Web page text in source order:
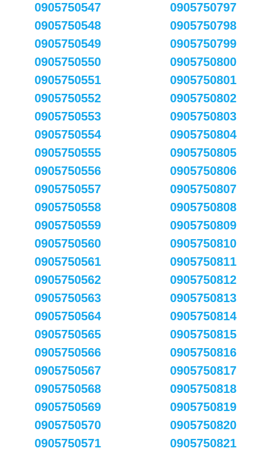
0905750547
0905750548
0905750549
0905750550
0905750551
0905750552
0905750553
0905750554
0905750555
0905750556
0905750557
0905750558
0905750559
0905750560
0905750561
0905750562
0905750563
0905750564
0905750565
0905750566
0905750567
0905750568
0905750569
0905750570
0905750571
0905750797
0905750798
0905750799
0905750800
0905750801
0905750802
0905750803
0905750804
0905750805
0905750806
0905750807
0905750808
0905750809
0905750810
0905750811
0905750812
0905750813
0905750814
0905750815
0905750816
0905750817
0905750818
0905750819
0905750820
0905750821